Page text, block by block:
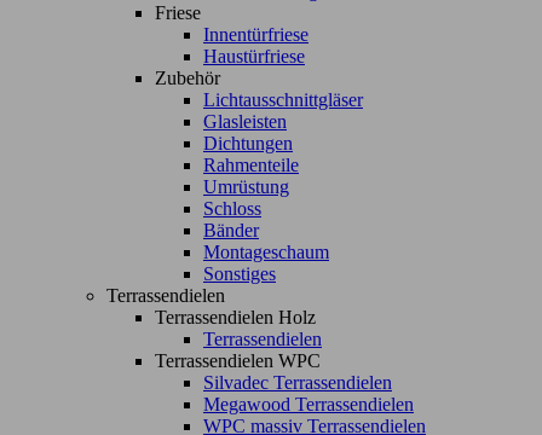
Friese
Innentürfriese
Haustürfriese
Zubehör
Lichtausschnittgläser
Glasleisten
Dichtungen
Rahmenteile
Umrüstung
Schloss
Bänder
Montageschaum
Sonstiges
Terrassendielen
Terrassendielen Holz
Terrassendielen
Terrassendielen WPC
Silvadec Terrassendielen
Megawood Terrassendielen
WPC massiv Terrassendielen